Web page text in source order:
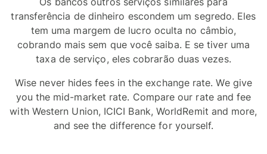
transferência de dinheiro escondem um segredo. Eles
tem uma margem de lucro oculta no câmbio,
cobrando mais sem que você saiba. E se tiver uma
taxa de serviço, eles cobrarão duas vezes.
Wise never hides fees in the exchange rate. We give
you the mid-market rate. Compare our rate and fee
with Western Union, ICICI Bank, WorldRemit and more,
and see the difference for yourself.